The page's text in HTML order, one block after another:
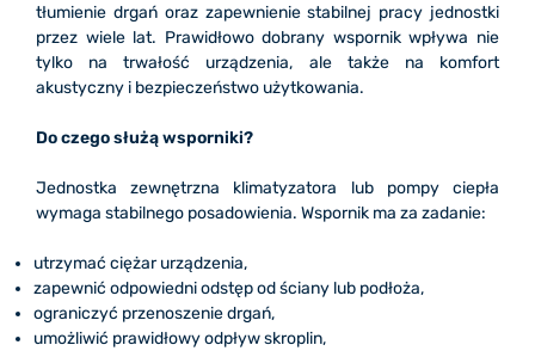
tłumienie drgań oraz zapewnienie stabilnej pracy jednostki
przez wiele lat. Prawidłowo dobrany wspornik wpływa nie
tylko na trwałość urządzenia, ale także na komfort
akustyczny i bezpieczeństwo użytkowania.
Do czego służą wsporniki?
Jednostka zewnętrzna klimatyzatora lub pompy ciepła
wymaga stabilnego posadowienia. Wspornik ma za zadanie:
utrzymać ciężar urządzenia,
zapewnić odpowiedni odstęp od ściany lub podłoża,
ograniczyć przenoszenie drgań,
umożliwić prawidłowy odpływ skroplin,